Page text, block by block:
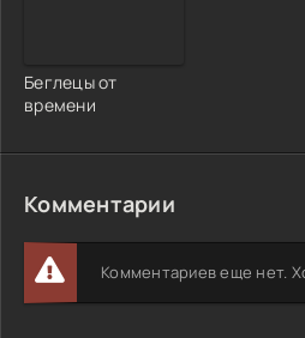
Беглецы от
времени
Комментарии
Комментариев еще нет.